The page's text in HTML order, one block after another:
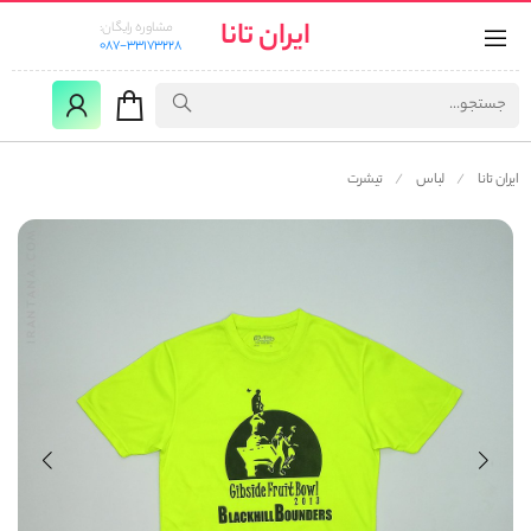
ایران تانا
مشاوره رایگان:
087-33173228
ایران تانا لباس تیشرت